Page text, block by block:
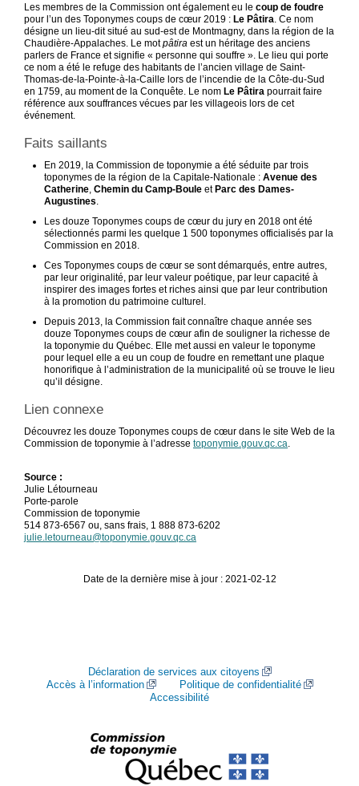
Les membres de la Commission ont également eu le coup de foudre
pour l’un des Toponymes coups de cœur 2019 : Le Pâtira. Ce nom
désigne un lieu-dit situé au sud-est de Montmagny, dans la région de la
Chaudière-Appalaches. Le motpâtira est un héritage des anciens
parlers de France et signifie « personne qui souffre ». Le lieu qui porte
ce nom a été le refuge des habitants de l’ancien village de Saint-
Thomas-de-la-Pointe-à-la-Caille lors de l’incendie de la Côte-du-Sud
en 1759, au moment de la Conquête. Le nom Le Pâtira pourrait faire
référence aux souffrances vécues par les villageois lors de cet
événement.
Faits saillants
En 2019, la Commission de toponymie a été séduite par trois
toponymes de la région de la Capitale-Nationale : Avenue des
Catherine Chemin du Camp-Boule etParc des Dames-
Augustines
Les douze Toponymes coups de cœur du jury en 2018 ont été
sélectionnés parmi les quelque 1 500 toponymes officialisés par la
Commission en 2018.
Ces Toponymes coups de cœur se sont démarqués, entre autres,
par leur originalité, par leur valeur poétique, par leur capacité à
inspirer des images fortes et riches ainsi que par leur contribution
à la promotion du patrimoine culturel.
Depuis 2013, la Commission fait connaître chaque année ses
douze Toponymes coups de cœur afin de souligner la richesse de
la toponymie du Québec. Elle met aussi en valeur le toponyme
pour lequel elle a eu un coup de foudre en remettant une plaque
honorifique à l’administration de la municipalité où se trouve le lieu
qu’il désigne.
Lien connexe
Découvrez les douze Toponymes coups de cœur dans le site Web de la
Commission de toponymie à l’adresse toponymie.gouv.qc.ca
Source :
Julie Létourneau
Porte-parole
Commission de toponymie
514 873-6567 ou, sans frais, 1 888 873-6202
julie.letourneau@toponymie.gouv.qc.ca
Date de la dernière mise à jour : 2021-02-12
Déclaration de services aux citoyens
Accès à l’information
Politique de confidentialité
Accessibilité